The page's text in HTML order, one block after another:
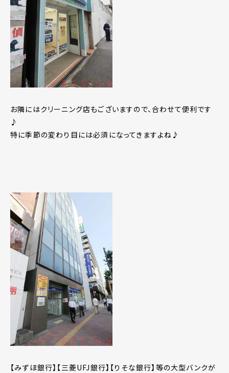
お隣にはクリーニング店もございますので、合わせて便利です
♪
特に季節の変わり目には必須になってきますよね♪
【みずほ銀行】【三菱UFJ銀行】【りそな銀行】等の大型バンクが